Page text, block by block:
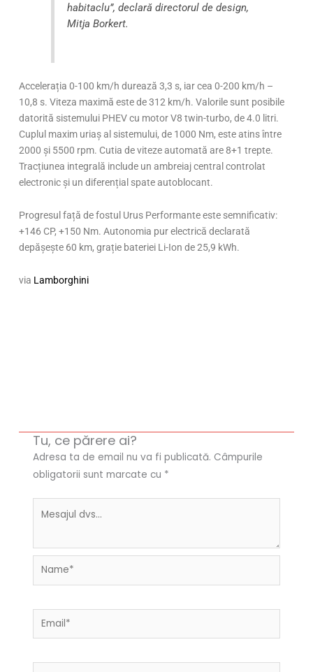
habitaclu”, declară directorul de design,
Mitja Borkert.
Accelerația 0-100 km/h durează 3,3 s, iar cea 0-200 km/h –
10,8 s. Viteza maximă este de 312 km/h. Valorile sunt posibile
datorită sistemului PHEV cu motor V8 twin-turbo, de 4.0 litri.
Cuplul maxim uriaș al sistemului, de 1000 Nm, este atins între
2000 și 5500 rpm. Cutia de viteze automată are 8+1 trepte.
Tracțiunea integrală include un ambreiaj central controlat
electronic și un diferențial spate autoblocant.
Progresul față de fostul Urus Performante este semnificativ:
+146 CP, +150 Nm. Autonomia pur electrică declarată
depășește 60 km, grație bateriei Li-Ion de 25,9 kWh.
via Lamborghini
Tu, ce părere ai?
Adresa ta de email nu va fi publicată. Câmpurile
obligatorii sunt marcate cu *
Name*
Email*